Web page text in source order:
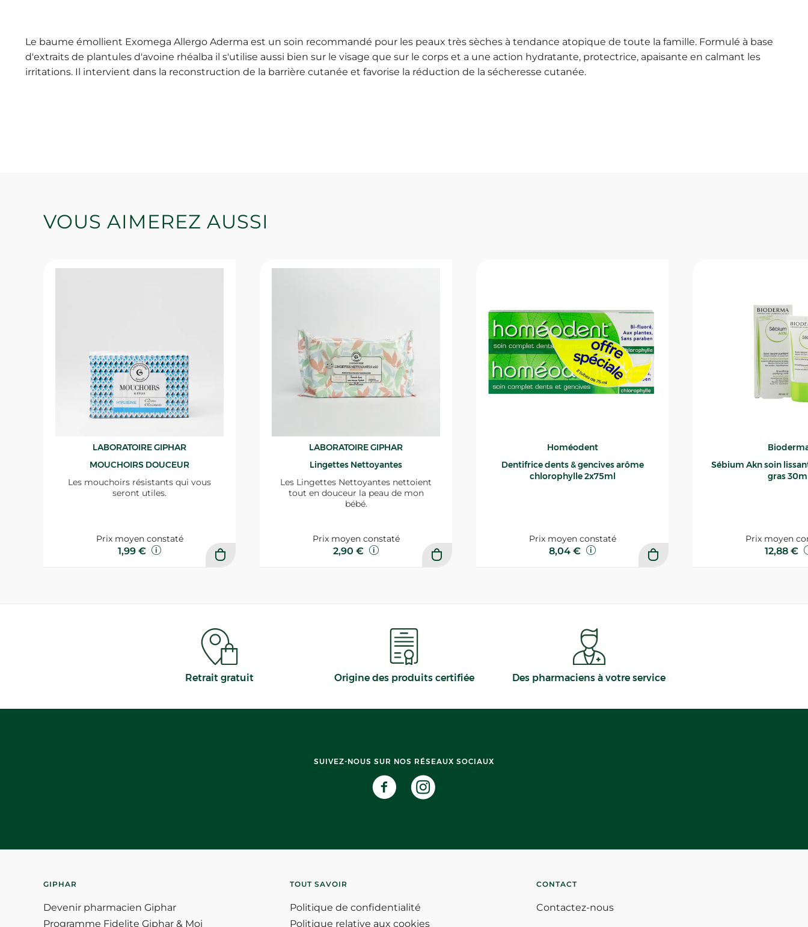
Le baume émollient Exomega Allergo Aderma est un soin recommandé pour les peaux très sèches à tendance atopique de toute la famille. Formulé à base
d'extraits de plantules d'avoine rhéalba il s'utilise aussi bien sur le visage que sur le corps et a une action hydratante, protectrice, apaisante en calmant les
irritations. Il intervient dans la reconstruction de la barrière cutanée et favorise la réduction de la sécheresse cutanée.
VOUS AIMEREZ AUSSI
LABORATOIRE GIPHAR
MOUCHOIRS DOUCEUR
Les mouchoirs résistants qui vous
seront utiles.
Prix moyen constaté
1,99 €
LABORATOIRE GIPHAR
Lingettes Nettoyantes
Les Lingettes Nettoyantes nettoient
tout en douceur la peau de mon
bébé.
Prix moyen constaté
2,90 €
Homéodent
Dentifrice dents & gencives arôme
chlorophylle 2x75ml
Prix moyen constaté
8,04 €
Sébium Akn soin lissant
gras
Prix moyen
12,88 €
Retrait gratuit Origine des produits certifiée Des pharmaciens à votre service
SUIVEZ-NOUS SUR NOS RÉSEAUX SOCIAUX
GIPHAR
Devenir pharmacien Giphar
Programme Fidelite Giphar & Moi
TOUT SAVOIR
Politique de confidentialité
Politique relative aux cookies
CONTACT
Contactez-nous